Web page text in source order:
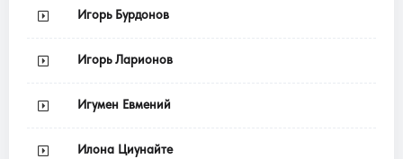
Игорь Бурдонов
Игорь Ларионов
Игумен Евмений
Илона Циунайте